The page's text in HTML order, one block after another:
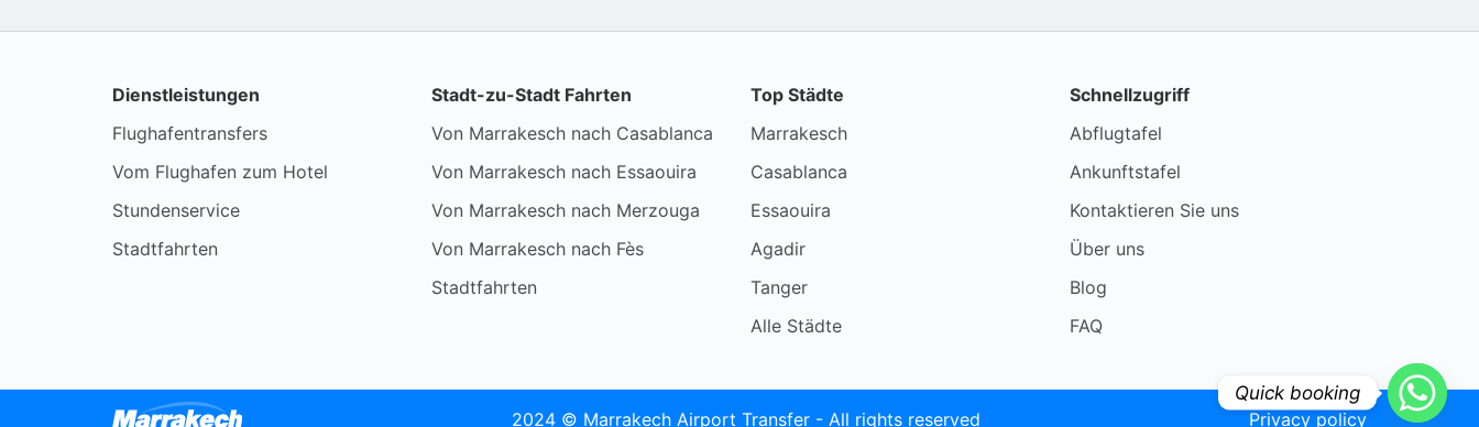
Dienstleistungen
Flughafentransfers
Vom Flughafen zum Hotel
Stundenservice
Stadtfahrten
Stadt-zu-Stadt Fahrten
Von Marrakesch nach Casablanca
Von Marrakesch nach Essaouira
Von Marrakesch nach Merzouga
Von Marrakesch nach Fès
Stadtfahrten
Top Städte
Marrakesch
Casablanca
Essaouira
Agadir
Tanger
Alle Städte
Schnellzugriff
Abflugtafel
Ankunftstafel
Kontaktieren Sie uns
Über uns
Blog
FAQ
2024 © Marrakech Airport Transfer - All rights reserved Privacy policy
Quick booking